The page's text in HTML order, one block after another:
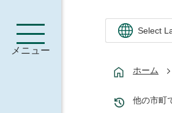
メニュー
ホーム
他の市町